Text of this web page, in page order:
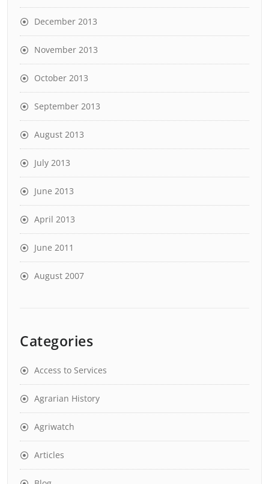
December 2013
November 2013
October 2013
September 2013
August 2013
July 2013
June 2013
April 2013
June 2011
August 2007
Categories
Access to Services
Agrarian History
Agriwatch
Articles